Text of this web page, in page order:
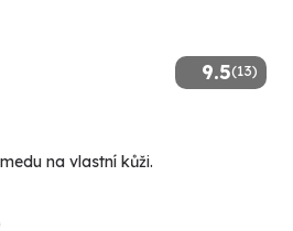
9.5(13)
na vlastní kůži.